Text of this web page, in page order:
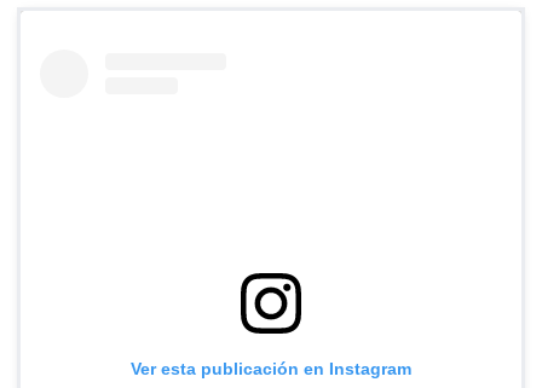
Ver esta publicación en Instagram